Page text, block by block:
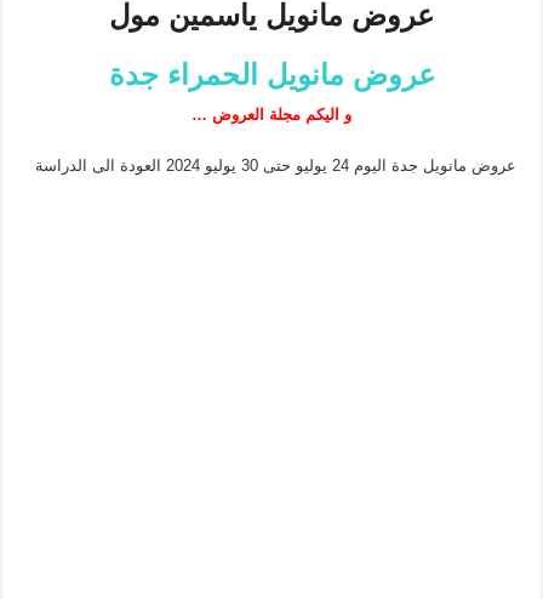
عروض مانويل ياسمين مول
عروض مانويل الحمراء جدة
و اليكم مجلة العروض …
عروض مانويل جدة اليوم 24 يوليو حتى 30 يوليو 2024 العودة الى الدراسة